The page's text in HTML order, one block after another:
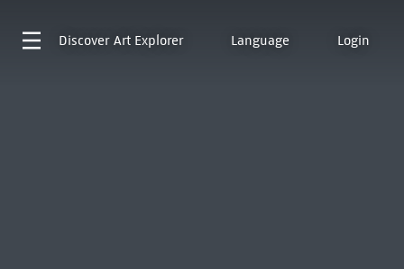
Discover Art Explorer Language Login